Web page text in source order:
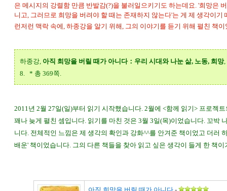
은 메시지의 강렬함 만큼 반발감(?)을 불러일으키기도 하는데요. '희망은
니고, 그러므로 희망을 버려야 할 때는 존재하지 않는다'는 게 제 생각이기
런저런 맥락 속에, 하종강을 알기 위해, 그의 이야기를 듣기 위해 펼친 책이
하종강, 아직 희망을 버릴 때가 아니다：우리 시대와 나눈 삶, 노동, 희망,
8. * 총 369쪽.
2011년 2월 27일(일)부터 읽기 시작했습니다. 2월에 <함께 읽기> 프로젝
꽤나 늦게 펼친 셈입니다. 읽기를 마친 것은 3월 3일(목)이었습니다. 꼬박
니다. 전체적인 느낌은 제 생각의 확인과 강화^^를 안겨준 책이었고 더러
배운' 책이었습니다. 그의 다른 책들을 찾아 읽고 싶은 생각이 들게 한 책